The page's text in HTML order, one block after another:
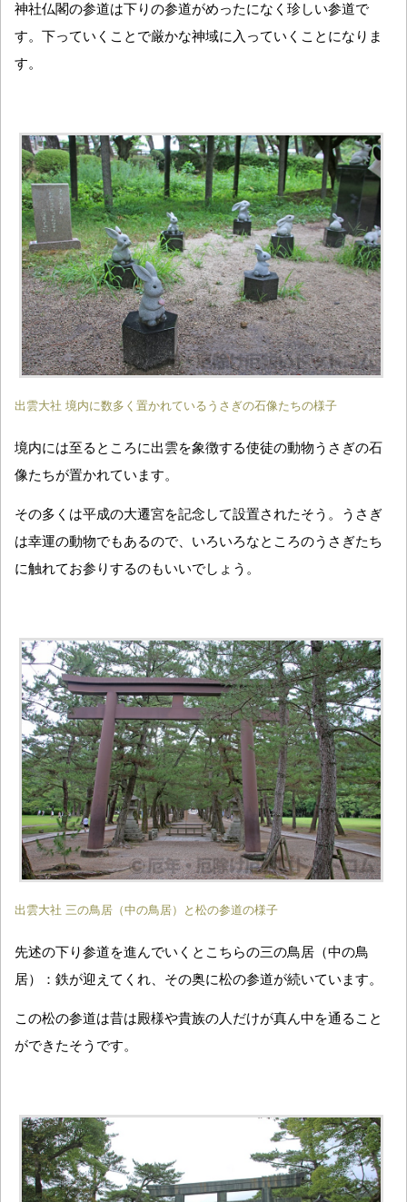
神社仏閣の参道は下りの参道がめったになく珍しい参道で
す。下っていくことで厳かな神域に入っていくことになりま
す。
出雲大社 境内に数多く置かれているうさぎの石像たちの様子
境内には至るところに出雲を象徴する使徒の動物うさぎの石
像たちが置かれています。
その多くは平成の大遷宮を記念して設置されたそう。うさぎ
は幸運の動物でもあるので、いろいろなところのうさぎたち
に触れてお参りするのもいいでしょう。
出雲大社 三の鳥居（中の鳥居）と松の参道の様子
先述の下り参道を進んでいくとこちらの三の鳥居（中の鳥
居）：鉄が迎えてくれ、その奥に松の参道が続いています。
この松の参道は昔は殿様や貴族の人だけが真ん中を通ること
ができたそうです。